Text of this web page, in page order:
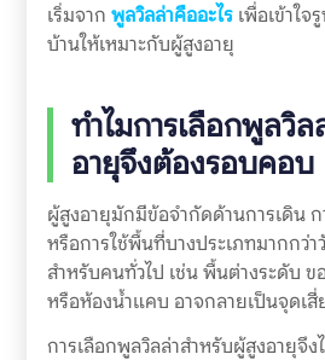
เริ่มจาก พูลวิลล่าคืออะไรเพื่อเข้าใจ
บ้านให้เหมาะกับผู้สูงอายุ
ทำไมการเลือกพูลวิ
อายุจึงต้องรอบคอบ
ผู้สูงอายุมักมีข้อจำกัดด้านการเดิน ก
หรือการใช้พื้นที่บางประเภทมากกว่
สำหรับคนทั่วไป เช่น พื้นต่างระดับ
หรือห้องน้ำแคบ อาจกลายเป็นจุดเสี่
การเลือกพูลวิลล่าสำหรับผู้สูงอายุจึง